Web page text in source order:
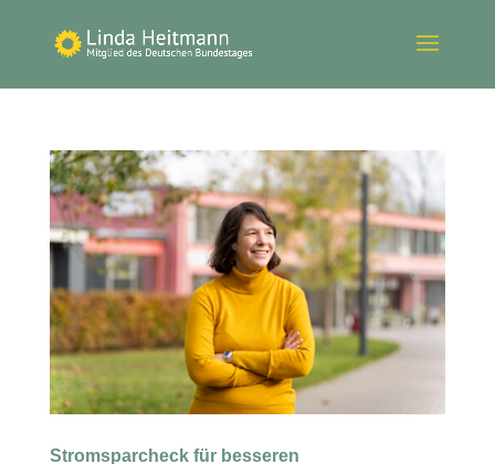
Stromsparcheck für besseren